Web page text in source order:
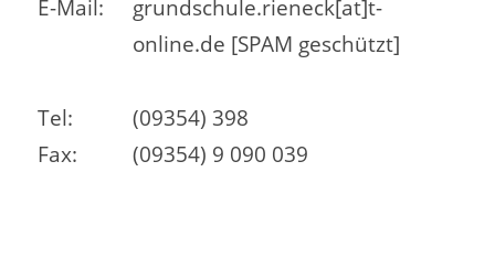
E-Mail:
grundschule.rieneck[at]t-
online.de [SPAM geschützt]
Tel:
(09354) 398
Fax:
(09354) 9 090 039